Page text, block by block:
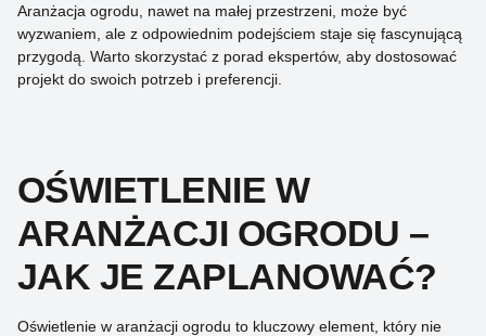
Aranżacja ogrodu, nawet na małej przestrzeni, może być
wyzwaniem, ale z odpowiednim podejściem staje się fascynującą
przygodą. Warto skorzystać z porad ekspertów, aby dostosować
projekt do swoich potrzeb i preferencji.
OŚWIETLENIE W
ARANŻACJI OGRODU –
JAK JE ZAPLANOWAĆ?
Oświetlenie w aranżacji ogrodu to kluczowy element, który nie